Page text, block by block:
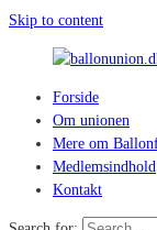
Skip to content
ballonunion.dk
hvad
Forside
Om unionen
Mere om
Medlemsindhold
Kontakt